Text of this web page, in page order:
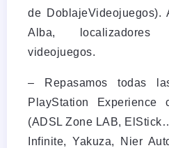
de DoblajeVideojuegos).
Alba, localizadores
videojuegos.
– Repasamos todas
PlayStation Experience
(ADSL Zone LAB,
Infinite, Yakuza, Nier